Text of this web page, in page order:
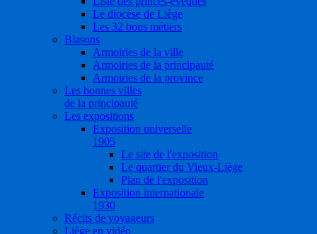
Le diocèse de Liège
Les 32 bons métiers
Blasons
Armoiries de la ville
Armoiries de la principauté
Armoiries de la province
Les bonnes villes
de la principauté
Les expositions
Exposition universelle
1905
Le site de l'exposition
Le quartier du Vieux-Liège
Plan de l'exposition
Exposition internationale
1930
Récits de voyageurs
Liège en vidéo